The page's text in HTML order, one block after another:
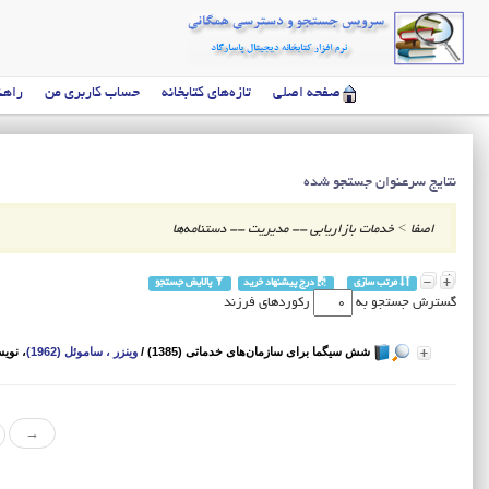
صفحه اصلی تازه‌های کتابخانه حساب کاربری من
نتایج سرعنوان جستجو شده
اصفا > خدمات بازاریابی -- مدیریت -- دستنامه‌ها
مرتب سازی درج پیشنهاد خرید پالایش جستجو
گسترش جستجو به رکوردهای فرزند
شش سیگما برای سازمان‌های خدماتی (1385) / وینزر ، ساموئل (1962) ،
→